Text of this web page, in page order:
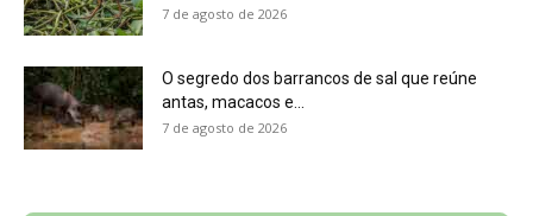
7 de agosto de 2026
O segredo dos barrancos de sal que reúne
antas, macacos e...
7 de agosto de 2026